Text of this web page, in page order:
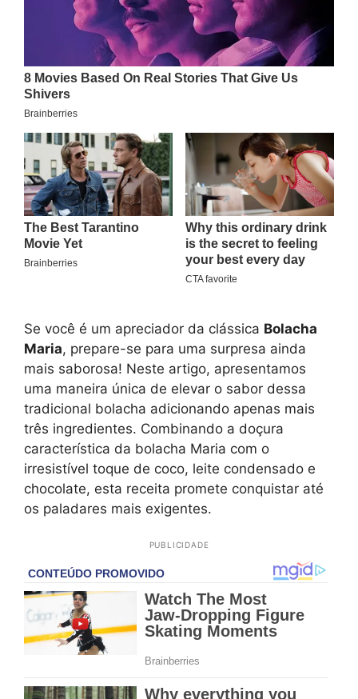
Se você é um apreciador da clássica Bolacha
Maria, prepare-se para uma surpresa ainda
mais saborosa! Neste artigo, apresentamos
uma maneira única de elevar o sabor dessa
tradicional bolacha adicionando apenas mais
três ingredientes. Combinando a doçura
característica da bolacha Maria com o
irresistível toque de coco, leite condensado e
chocolate, esta receita promete conquistar até
os paladares mais exigentes.
PUBLICIDADE